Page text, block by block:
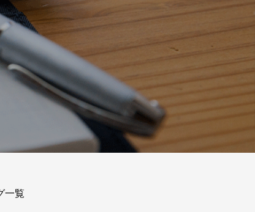
一覧